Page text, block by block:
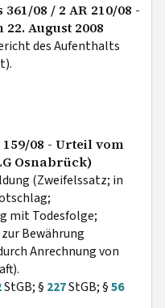
361/08 / 2 AR 210/08 -
August 2008
des Aufenthalts
159/08 - Urteil vom
Osnabrück)
(Zweifelssatz; in
mit Todesfolge;
Bewährung
Anrechnung von
StGB; § 227StGB; §56